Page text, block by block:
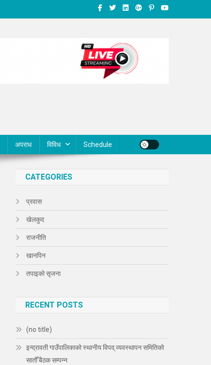
अपराध विविध Schedule
CATEGORIES
प्रवास
खेलकुद
राजनीति
खानपिन
तपाइको सृजना
RECENT POSTS
(no title)
इन्द्रावती गाउँपालिकाको स्थानीय विपद् व्यवस्थापन समितिको
सातौँ बैठक सम्पन्न